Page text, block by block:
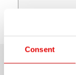
Consent